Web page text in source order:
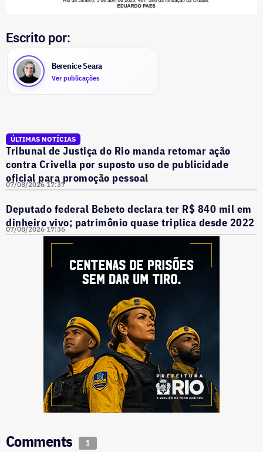
Escrito por:
Berenice Seara
Ver publicações
ÚLTIMAS NOTÍCIAS
Tribunal de Justiça do Rio manda retomar ação
contra Crivella por suposto uso de publicidade
oficial para promoção pessoal
07/08/2026 17:37
Deputado federal Bebeto declara ter R$ 840 mil em
dinheiro vivo; patrimônio quase triplica desde 2022
07/08/2026 17:36
Comments 1